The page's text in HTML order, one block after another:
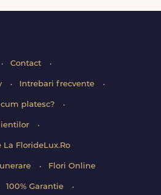
Contact
Intrebari frecvente
platesc?
FlorideLux.Ro
Flori Online
100% Garantie